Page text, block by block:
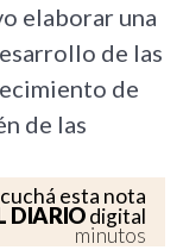
elaborar una
de las
de
de las
esta nota
DIARIOdigital
minutos